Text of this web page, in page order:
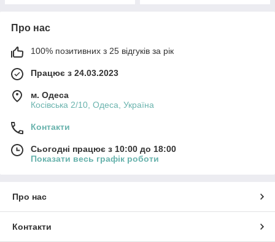
Про нас
100% позитивних з 25 відгуків за рік
Працює з 24.03.2023
м. Одеса
Косівська 2/10, Одеса, Україна
Контакти
Сьогодні працює з 10:00 до 18:00
Показати весь графік роботи
Про нас
Контакти